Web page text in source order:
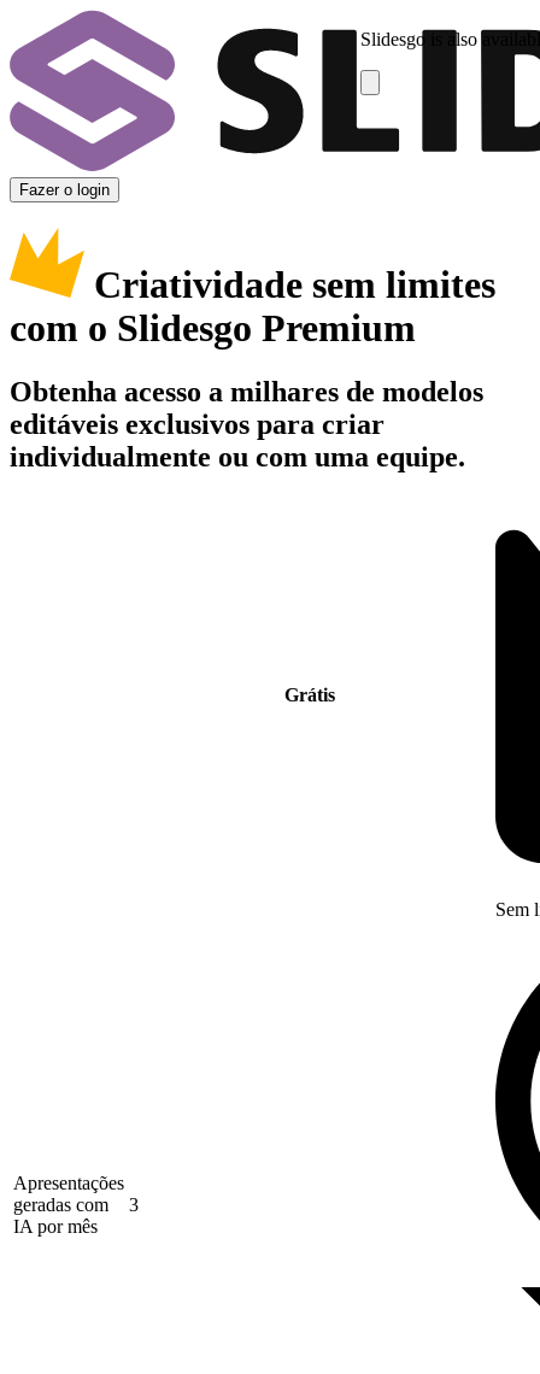
Slidesgo is also
Fazer o login
Criatividade sem limites
com o Slidesgo Premium
Obtenha acesso a milhares de modelos
editáveis exclusivos para criar
individualmente ou com uma equipe.
Grátis
Apresentações
geradas com
IA por mês
3
Sem